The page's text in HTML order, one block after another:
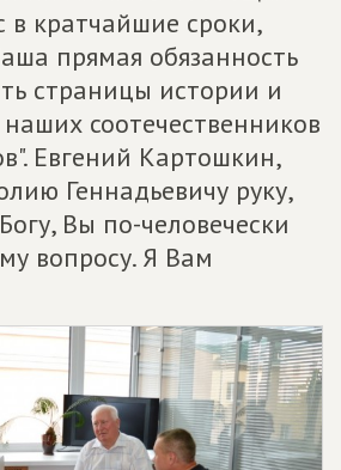
в кратчайшие сроки,
прямая обязанность
страницы истории и
соотечественников
Евгений Картошкин,
Геннадьевичу руку,
Вы по-человечески
вопросу. Я Вам